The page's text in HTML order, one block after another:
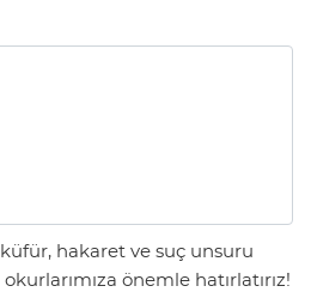
hakaret ve suç unsuru
önemle hatırlatırız!